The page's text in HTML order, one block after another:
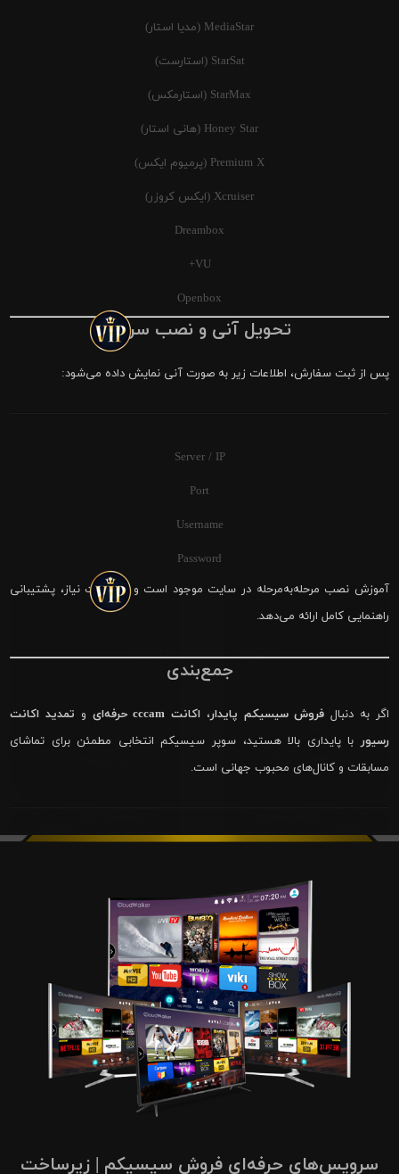
MediaStar (مدیا استار)
StarSat (استارست)
StarMax (استارمکس)
Honey Star (هانی استار)
Premium X (پرمیوم ایکس)
Xcruiser (ایکس کروزر)
Dreambox
VU+
Openbox
تحویل آنی و نصب سریع
پس از ثبت سفارش، اطلاعات زیر به صورت آنی نمایش داده می‌شود:
Server / IP
Port
Username
Password
آموزش نصب مرحله‌به‌مرحله در سایت موجود است و در صورت نیاز، پشتیبانی
راهنمایی کامل ارائه می‌دهد.
جمع‌بندی
اگر به دنبال فروش سیسیکم پایدار، اکانت cccam حرفه‌ای و تمدید اکانت
رسیور با پایداری بالا هستید، سوپر سیسیکم انتخابی مطمئن برای تماشای
مسابقات و کانال‌های محبوب جهانی است.
سرویس‌های حرفه‌ای فروش سیسیکم | زیرساخت